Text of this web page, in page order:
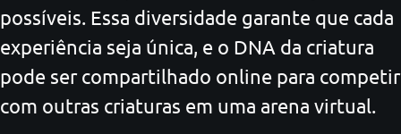
possíveis. Essa diversidade garante que cada
experiência seja única, e o DNA da criatura
pode ser compartilhado online para competir
com outras criaturas em uma arena virtual.